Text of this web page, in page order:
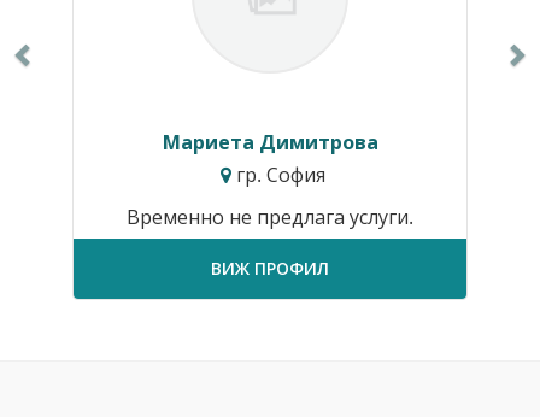
Мариета Димитрова
гр. София
Временно не предлага услуги.
ВИЖ ПРОФИЛ